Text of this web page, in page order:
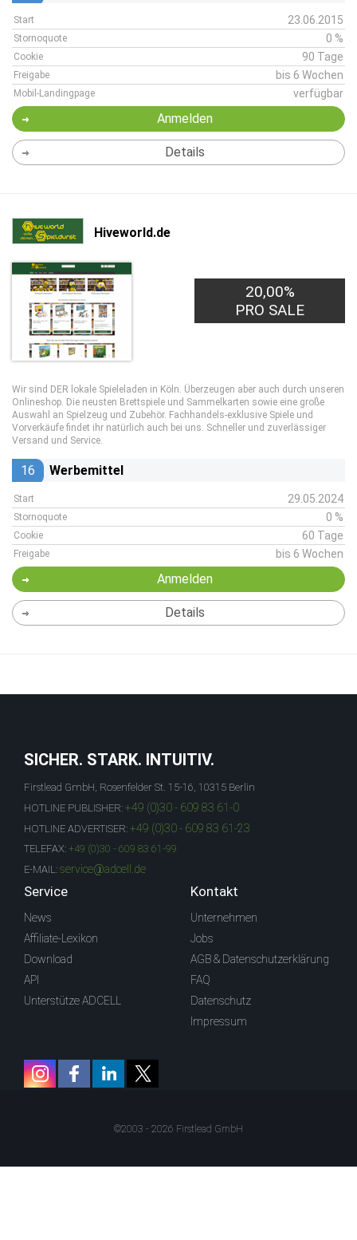
Start 23.06.2015
Stornoquote 0 %
Cookie 90 Tage
Freigabe bis 6 Wochen
Mobil-Landingpage verfügbar
Anmelden
Details
Hiveworld.de
20,00%
PRO SALE
Wir sind DER lokale Spieleladen in Köln. Überzeugen aber auch durch unseren
Onlineshop. Die neusten Brettspiele und Sammelkarten sowie eine große
Auswahl an Spielzeug und Zubehör. Fachhandels-exklusive Spiele und
Vorverkäufe findet ihr natürlich auch bei uns. Schneller und zuverlässiger
Versand und Service.
16 Werbemittel
Start 29.05.2024
Stornoquote 0 %
Cookie 60 Tage
Freigabe bis 6 Wochen
Anmelden
Details
SICHER. STARK. INTUITIV.
Firstlead GmbH, Rosenfelder St. 15-16, 10315 Berlin
HOTLINE PUBLISHER: +49 (0)30 - 609 83 61-0
HOTLINE ADVERTISER: +49 (0)30 - 609 83 61-23
TELEFAX: +49 (0)30 - 609 83 61-99
E-MAIL: service@adcell.de
Service
News
Affiliate-Lexikon
Download
API
Unterstütze ADCELL
Kontakt
Unternehmen
Jobs
AGB & Datenschutzerklärung
FAQ
Datenschutz
Impressum
©2003 - 2026 Firstlead GmbH